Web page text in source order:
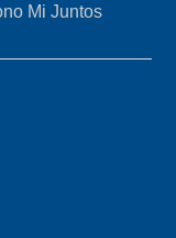
Mi Juntos